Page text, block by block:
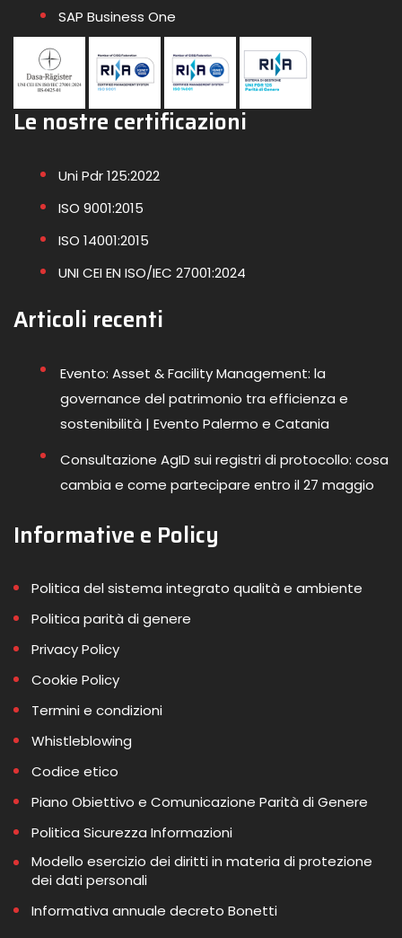
SAP Business One
Le nostre certificazioni
Uni Pdr 125:2022
ISO 9001:2015
ISO 14001:2015
UNI CEI EN ISO/IEC 27001:2024
Articoli recenti
Evento: Asset & Facility Management: la
governance del patrimonio tra efficienza e
sostenibilità | Evento Palermo e Catania
Consultazione AgID sui registri di protocollo: cosa
cambia e come partecipare entro il 27 maggio
Informative e Policy
Politica del sistema integrato qualità e ambiente
Politica parità di genere
Privacy Policy
Cookie Policy
Termini e condizioni
Whistleblowing
Codice etico
Piano Obiettivo e Comunicazione Parità di Genere
Politica Sicurezza Informazioni
Modello esercizio dei diritti in materia di protezione
dei dati personali
Informativa annuale decreto Bonetti